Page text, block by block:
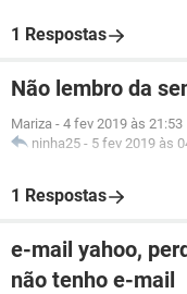
1 Respostas
Não lembro da
Mariza - 4 fev 2019 às 21:53
ninha25 - 5 fev 2019 às
1 Respostas
e-mail yahoo,
não tenho e-mail